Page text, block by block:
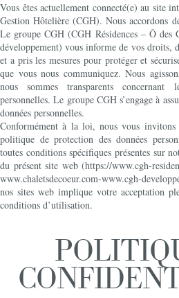
Vous êtes actuellement connecté(e) au site
Gestion Hôtelière (CGH). Nous accordons
Le groupe CGH (CGH Résidences – Ô
développement) vous informe de vos droits,
et a pris les mesures pour protéger et
que vous nous communiquez. Nous
nous sommes transparents
personnelles. Le groupe CGH s’engage à
données personnelles.
Conformément à la loi, nous vous invitons
politique de protection des données
toutes conditions spécifiques présentes sur
du présent site web (https://www.cgh-
www.chaletsdecoeur.com-www.cgh-
nos sites web implique votre acceptation
conditions d’utilisation.